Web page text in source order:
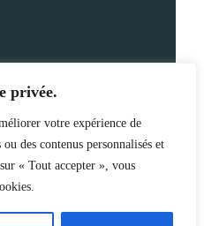
privée.
votre expérience de
des contenus personnalisés et
« Tout accepter », vous